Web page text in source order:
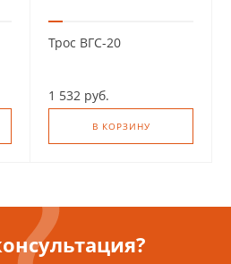
Трос ВГС-20
1 532 руб.
В КОРЗИНУ